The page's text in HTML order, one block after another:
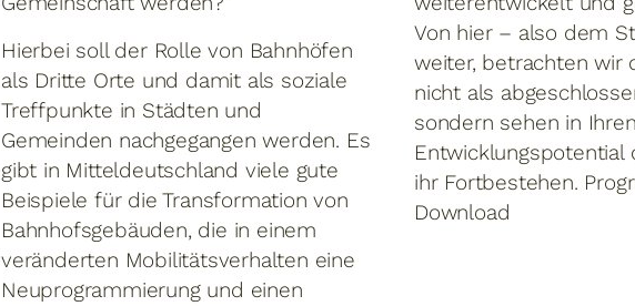
Hierbei soll der Rolle von Bahnhöfen
als Dritte Orte und damit als soziale
Treffpunkte in Städten und
Gemeinden nachgegangen werden. Es
gibt in Mitteldeutschland viele gute
Beispiele für die Transformation von
Bahnhofsgebäuden, die in einem
veränderten Mobilitätsverhalten eine
Neuprogrammierung und einen
Von hier – also dem
weiter, betrachten wir
nicht als
sondern sehen in
Entwicklungspotential
ihr Fortbestehen.
Download